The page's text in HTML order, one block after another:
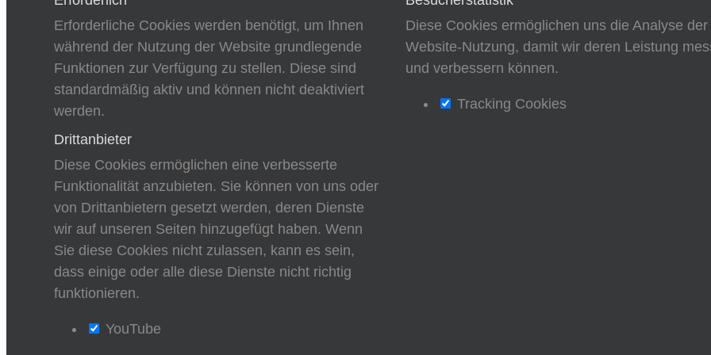
Erforderliche Cookies werden benötigt, um Ihnen
während der Nutzung der Website grundlegende
Funktionen zur Verfügung zu stellen. Diese sind
standardmäßig aktiv und können nicht deaktiviert
werden.
Diese Cookies ermöglichen uns die Analyse der
Website-Nutzung, damit wir deren Leistung
und verbessern können.
Tracking Cookies
Drittanbieter
Diese Cookies ermöglichen eine verbesserte
Funktionalität anzubieten. Sie können von uns oder
von Drittanbietern gesetzt werden, deren Dienste
wir auf unseren Seiten hinzugefügt haben. Wenn
Sie diese Cookies nicht zulassen, kann es sein,
dass einige oder alle diese Dienste nicht richtig
funktionieren.
YouTube